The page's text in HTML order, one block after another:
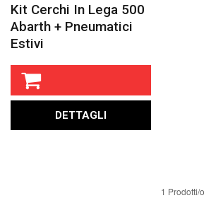
Kit Cerchi In Lega 500
Abarth + Pneumatici
Estivi
DETTAGLI
1 Prodotti/o